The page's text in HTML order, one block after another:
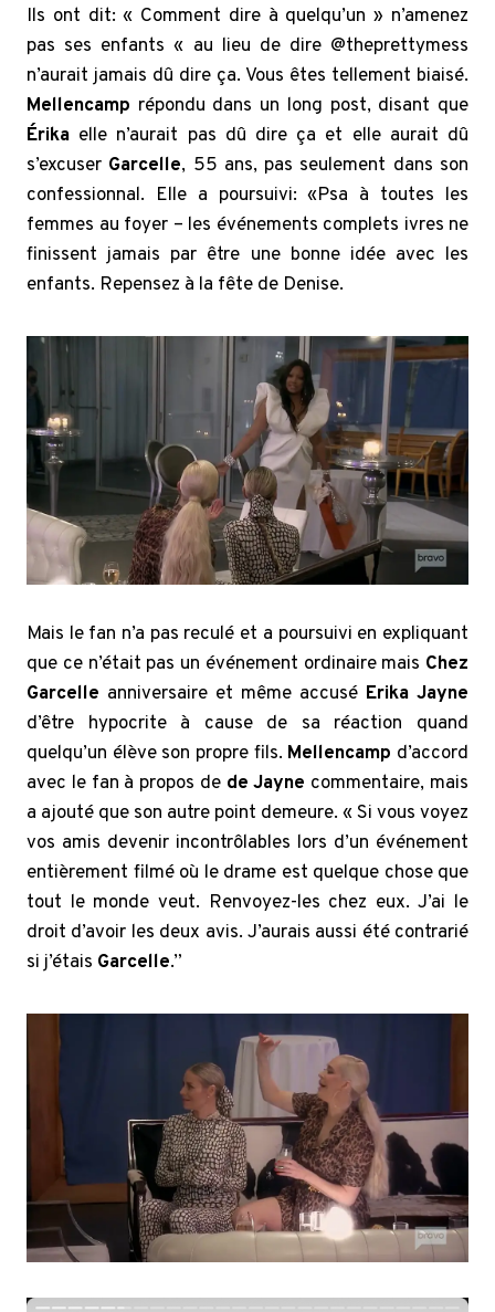
Ils ont dit: « Comment dire à quelqu’un » n’amenez
pas ses enfants « au lieu de dire @theprettymess
n’aurait jamais dû dire ça. Vous êtes tellement biaisé.
Mellencamp répondu dans un long post, disant que
Érika elle n’aurait pas dû dire ça et elle aurait dû
s’excuser Garcelle, 55 ans, pas seulement dans son
confessionnal. Elle a poursuivi: «Psa à toutes les
femmes au foyer – les événements complets ivres ne
finissent jamais par être une bonne idée avec les
enfants. Repensez à la fête de Denise.
Mais le fan n’a pas reculé et a poursuivi en expliquant
que ce n’était pas un événement ordinaire mais Chez
Garcelle anniversaire et même accusé Erika Jayne
d’être hypocrite à cause de sa réaction quand
quelqu’un élève son propre fils. Mellencamp d’accord
avec le fan à propos de de Jayne commentaire, mais
a ajouté que son autre point demeure. « Si vous voyez
vos amis devenir incontrôlables lors d’un événement
entièrement filmé où le drame est quelque chose que
tout le monde veut. Renvoyez-les chez eux. J’ai le
droit d’avoir les deux avis. J’aurais aussi été contrarié
si j’étais Garcelle.”